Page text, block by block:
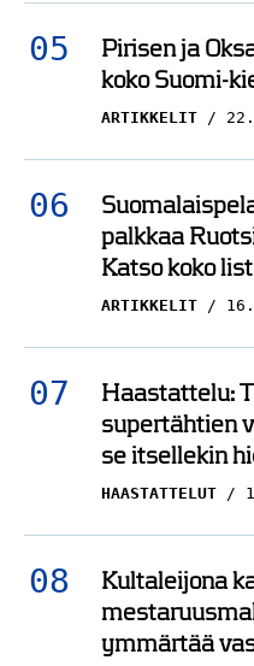
Pirisen ja
koko Suomi-
ARTIKKELIT
palkkaa
Katso koko
ARTIKKELIT
Haastattelu:
supertähtien
se itsellekin
HAASTATTELUT
Kultaleijona
ymmärtää